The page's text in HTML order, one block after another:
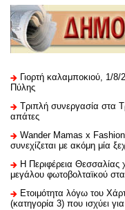
Γιορτή καλαμποκιού, 1/
Πύλης
Τριπλή συνεργασία στα
απάτες
Wander Mamas x
συνεχίζεται με ακόμη μία
H Περιφέρεια Θεσσαλίας
μεγάλου φωτοβολταϊκού
Ετοιμότητα λόγω του
(κατηγορία 3) που ισχύει